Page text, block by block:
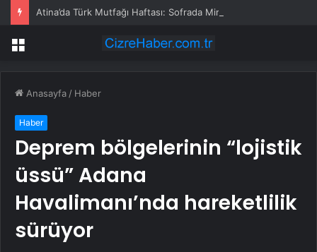
Atina’da Türk Mutfağı Haftası: Sofrada Miras
Menü
Anasayfa / Haber
Haber
Deprem bölgelerinin “lojistik
üssü” Adana
Havalimanı’nda hareketlilik
sürüyor